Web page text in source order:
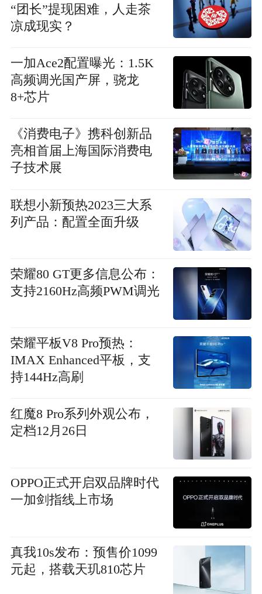
“团长”提现困难，人走茶
凉成现实？
一加Ace2配置曝光：1.5K
高频调光国产屏，骁龙
8+芯片
《消费电子》携科创新品
亮相首届上海国际消费电
子技术展
联想小新预热2023三大系
列产品：配置全面升级
荣耀80 GT更多信息公布：
支持2160Hz高频PWM调光
荣耀平板V8 Pro预热：
IMAX Enhanced平板，支
持144Hz高刷
红魔8 Pro系列外观公布，
定档12月26日
OPPO正式开启双品牌时代
一加剑指线上市场
真我10s发布：预售价1099
元起，搭载天玑810芯片